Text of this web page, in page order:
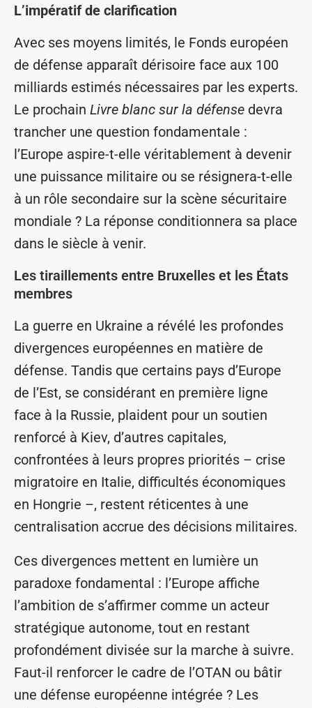
L’impératif de clarification
Avec ses moyens limités, le Fonds européen
de défense apparaît dérisoire face aux 100
milliards estimés nécessaires par les experts.
Le prochain Livre blanc sur la défense devra
trancher une question fondamentale :
l’Europe aspire-t-elle véritablement à devenir
une puissance militaire ou se résignera-t-elle
à un rôle secondaire sur la scène sécuritaire
mondiale ? La réponse conditionnera sa place
dans le siècle à venir.
Les tiraillements entre Bruxelles et les États
membres
La guerre en Ukraine a révélé les profondes
divergences européennes en matière de
défense. Tandis que certains pays d’Europe
de l’Est, se considérant en première ligne
face à la Russie, plaident pour un soutien
renforcé à Kiev, d’autres capitales,
confrontées à leurs propres priorités – crise
migratoire en Italie, difficultés économiques
en Hongrie –, restent réticentes à une
centralisation accrue des décisions militaires.
Ces divergences mettent en lumière un
paradoxe fondamental : l’Europe affiche
l’ambition de s’affirmer comme un acteur
stratégique autonome, tout en restant
profondément divisée sur la marche à suivre.
Faut-il renforcer le cadre de l’OTAN ou bâtir
une défense européenne intégrée ? Les